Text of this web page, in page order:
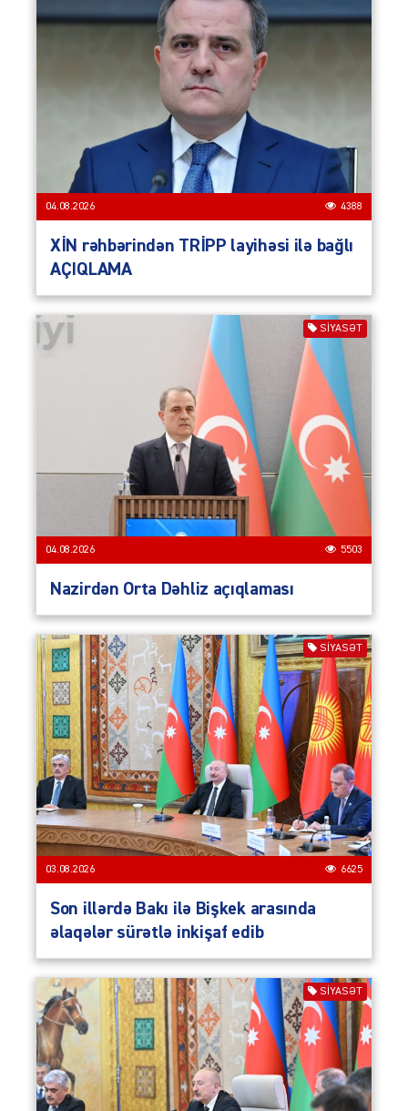
04.08.2026 4388
XİN rəhbərindən TRİPP layihəsi ilə bağlı
AÇIQLAMA
SIYASƏT
04.08.2026 5503
Nazirdən Orta Dəhliz açıqlaması
SIYASƏT
03.08.2026 6625
Son illərdə Bakı ilə Bişkek arasında
əlaqələr sürətlə inkişaf edib
SIYASƏT